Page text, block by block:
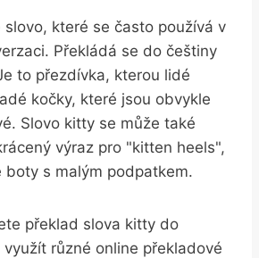
které se ⁤často používá v
⁤Překládá se do češtiny
to přezdívka, kterou lidé
kočky, které jsou obvykle
Slovo ‌kitty se může také
výraz pro "kitten heels",⁣
boty s malým podpatkem.
překlad slova kitty do
různé online překladové⁤